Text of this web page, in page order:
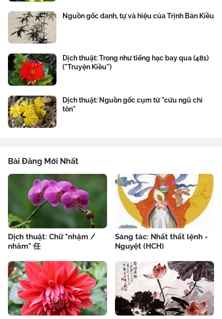
Nguồn gốc danh, tự và hiệu của Trịnh Bản Kiều
Dịch thuật: Trong như tiếng hạc bay qua (481)
("Truyện Kiều")
Dịch thuật: Nguồn gốc cụm từ "cửu ngũ chí
tôn"
Bài Đăng Mới Nhất
Dịch thuật: Chữ "nhậm /
nhâm" 任
Sáng tác: Nhất thất lệnh -
Nguyệt (HCH)